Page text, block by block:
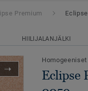
Premium
HIILIJALANJÄLKI
Eclipse